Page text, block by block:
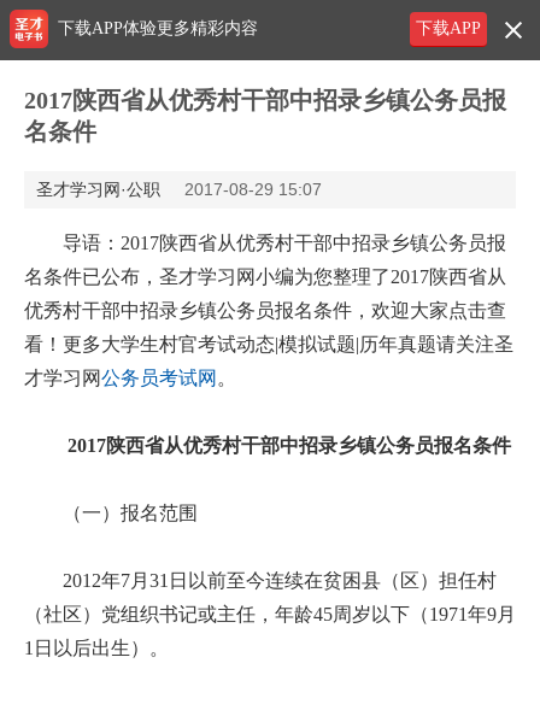
2017陕西省从优秀村干部中招录乡镇公务员报
名条件
圣才学习网·公职 2017-08-29 15:07
导语： 2017陕西省从优秀村干部中招录乡镇公务员报
名条件已公布，圣才学习网小编为您整理了2017陕西省从
优秀村干部中招录乡镇公务员报名条件 ，欢迎大家点击查
看！更多大学生村官考试动态|模拟试题|历年真题请关注圣
才学习网公务员考试网 。
2017陕西省从优秀村干部中招录乡镇公务员报名条件
（一）报名范围
2012年7月31日以前至今连续在贫困县（区）担任村
（社区）党组织书记或主任，年龄45周岁以下（1971年9月
1日以后出生）。
下载APP
下载APP体验更多精彩内容